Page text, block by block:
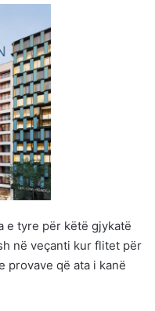
e tyre për këtë gjykatë
në veçanti kur flitet për
provave që ata i kanë